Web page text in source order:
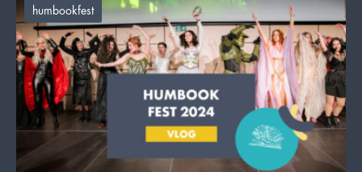
humbookfest